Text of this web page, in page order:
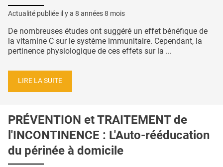
Actualité publiée il y a 8 années 8 mois
De nombreuses études ont suggéré un effet bénéfique de
la vitamine C sur le système immunitaire. Cependant, la
pertinence physiologique de ces effets sur la ...
LIRE LA SUITE
PRÉVENTION et TRAITEMENT de
l'INCONTINENCE : L'Auto-rééducation
du périnée à domicile